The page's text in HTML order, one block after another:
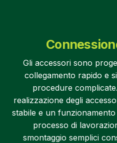
Gli accessori sono
collegamento rapido e
procedure
realizzazione degli
stabile e un
processo di
smontaggio semplici